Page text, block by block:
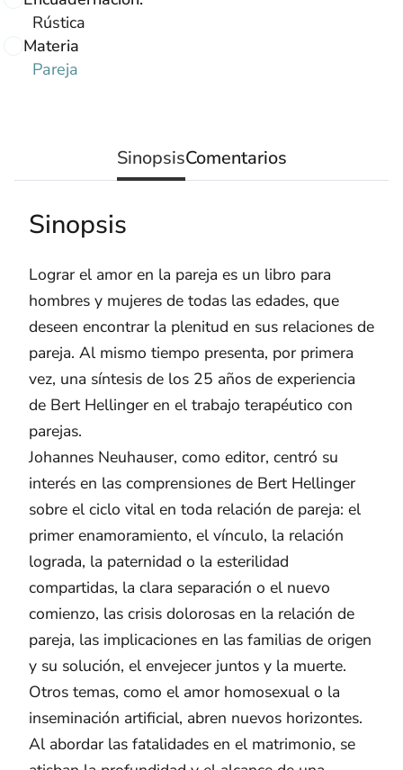
Rústica
Materia
Pareja
SinopsisComentarios
Sinopsis
Lograr el amor en la pareja es un libro para
hombres y mujeres de todas las edades, que
deseen encontrar la plenitud en sus relaciones de
pareja. Al mismo tiempo presenta, por primera
vez, una síntesis de los 25 años de experiencia
de Bert Hellinger en el trabajo terapéutico con
parejas.
Johannes Neuhauser, como editor, centró su
interés en las comprensiones de Bert Hellinger
sobre el ciclo vital en toda relación de pareja: el
primer enamoramiento, el vínculo, la relación
lograda, la paternidad o la esterilidad
compartidas, la clara separación o el nuevo
comienzo, las crisis dolorosas en la relación de
pareja, las implicaciones en las familias de origen
y su solución, el envejecer juntos y la muerte.
Otros temas, como el amor homosexual o la
inseminación artificial, abren nuevos horizontes.
Al abordar las fatalidades en el matrimonio, se